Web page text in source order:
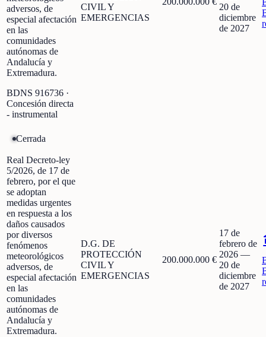
adversos, de
especial afectación
en las
comunidades
autónomas de
Andalucía y
Extremadura.
BDNS 916736 ·
Concesión directa
- instrumental
CIVIL Y
EMERGENCIAS
20 de
diciembre
de 2027
Cerrada
Real Decreto-ley
5/2026, de 17 de
febrero, por el que
se adoptan
medidas urgentes
en respuesta a los
daños causados
por diversos
fenómenos
meteorológicos
adversos, de
especial afectación
en las
comunidades
autónomas de
Andalucía y
Extremadura.
D.G. DE
PROTECCIÓN
CIVIL Y
EMERGENCIAS
200.000.000 €
17 de
febrero de
2026 —
20 de
diciembre
de 2027